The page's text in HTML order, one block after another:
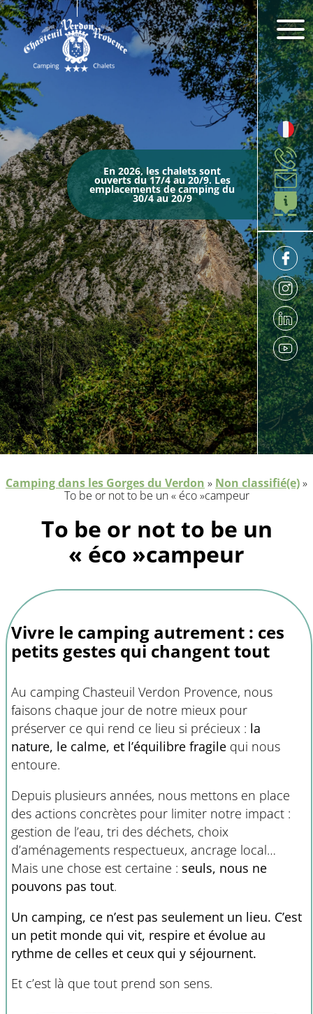
En 2026, les chalets sont
ouverts du 17/4 au 20/9. Les
emplacements de camping du
30/4 au 20/9
Camping dans les Gorges du Verdon » Non classifié(e)»
To be or not to be un « éco »campeur
To be or not to be un
« éco »campeur
Vivre le camping autrement : ces
petits gestes qui changent tout
Au camping Chasteuil Verdon Provence, nous
faisons chaque jour de notre mieux pour
préserver ce qui rend ce lieu si précieux : la
nature, le calme, et l’équilibre fragile qui nous
entoure.
Depuis plusieurs années, nous mettons en place
des actions concrètes pour limiter notre impact :
gestion de l’eau, tri des déchets, choix
d’aménagements respectueux, ancrage local…
Mais une chose est certaine : seuls, nous ne
pouvons pas tout.
Un camping, ce n’est pas seulement un lieu. C’est
un petit monde qui vit, respire et évolue au
rythme de celles et ceux qui y séjournent.
Et c’est là que tout prend son sens.